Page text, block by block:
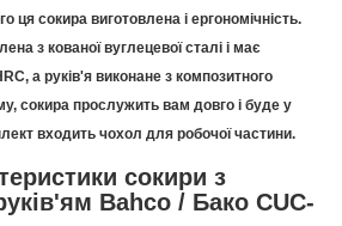
ця сокира виготовлена і ергономічність.
з кованої вуглецевої сталі і має
а руків'я виконане з композитного
сокира прослужить вам довго і буде у
входить чохол для робочої частини.
сокири з
Bahco / Бако CUC-